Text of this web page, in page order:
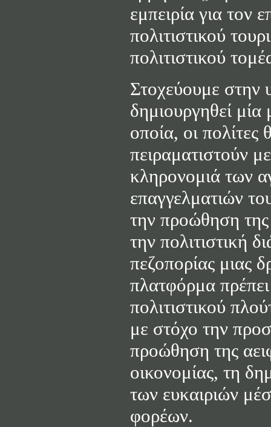
εμπειρία για τον
πολιτιστικού
πολιτιστικού
Στοχεύουμε στην
δημιουργηθεί
οποία, οι
πειραματιστούν
κληρονομιά των
επαγγελματιών
την προώθηση της
την πολιτιστική
πεζοπορίας μιας
πλατφόρμα
πολιτιστικού
με στόχο την
προώθηση της
οικονομίας, τη
των ευκαιριών
φορέων.